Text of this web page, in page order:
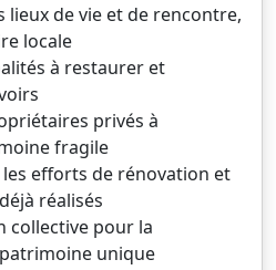
lieux de vie et de rencontre,
locale
à restaurer et
privés à
fragile
efforts de rénovation et
réalisés
collective pour la
unique